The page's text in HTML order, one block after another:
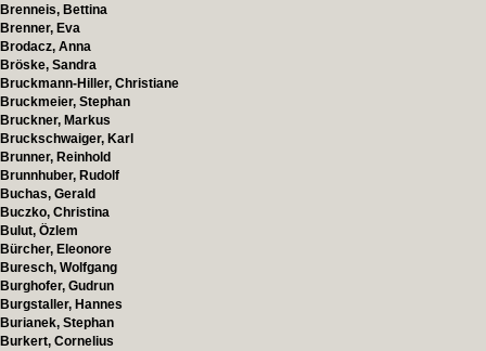
Brenneis, Bettina
Brenner, Eva
Brodacz, Anna
Bröske, Sandra
Bruckmann-Hiller, Christiane
Bruckmeier, Stephan
Bruckner, Markus
Bruckschwaiger, Karl
Brunner, Reinhold
Brunnhuber, Rudolf
Buchas, Gerald
Buczko, Christina
Bulut, Özlem
Bürcher, Eleonore
Buresch, Wolfgang
Burghofer, Gudrun
Burgstaller, Hannes
Burianek, Stephan
Burkert, Cornelius